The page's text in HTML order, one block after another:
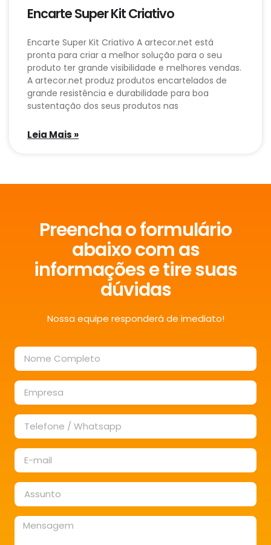
Encarte Super Kit Criativo
Encarte Super Kit Criativo A artecor.net está
pronta para criar a melhor solução para o seu
produto ter grande visibilidade e melhores vendas.
A artecor.net produz produtos encartelados de
grande resistência e durabilidade para boa
sustentação dos seus produtos nas
Leia Mais »
Preencha o formulário
abaixo com as
informações e tire suas
dúvidas
Nossa equipe responderá de imediato!